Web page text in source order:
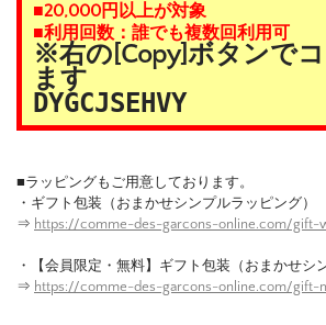
■20,000円以上が対象
■利用回数：誰でも複数回利用可
※右の[Copy]ボタンで
ます
DYGCJSEHVY
■ラッピングもご用意しております。
・ギフト包装（おまかせシンプルラッピング）
⇒ https://comme-des-garcons-online.com/gift-
・【会員限定・無料】ギフト包装（おまかせシ
⇒ https://comme-des-garcons-online.com/gift-